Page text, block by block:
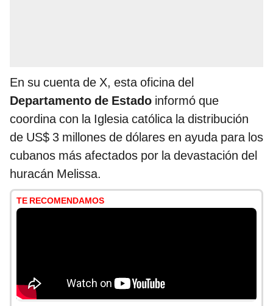
En su cuenta de X, esta oficina del
Departamento de Estado informó que
coordina con la Iglesia católica la distribución
de US$ 3 millones de dólares en ayuda para los
cubanos más afectados por la devastación del
huracán Melissa.
TE RECOMENDAMOS